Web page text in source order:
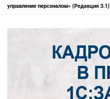
управление персоналом» (Редакция 3.1)